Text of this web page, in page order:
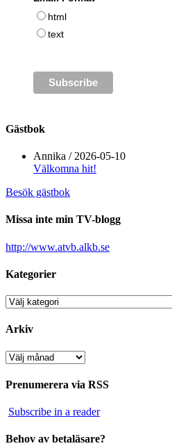
html
text
Gästbok
Annika / 2026-05-10
Välkomna hit!
Besök gästbok
Missa inte min TV-blogg
http://www.atvb.alkb.se
Kategorier
Kategorier
Arkiv
Arkiv
Prenumerera via RSS
Subscribe in a reader
Behov av betaläsare?